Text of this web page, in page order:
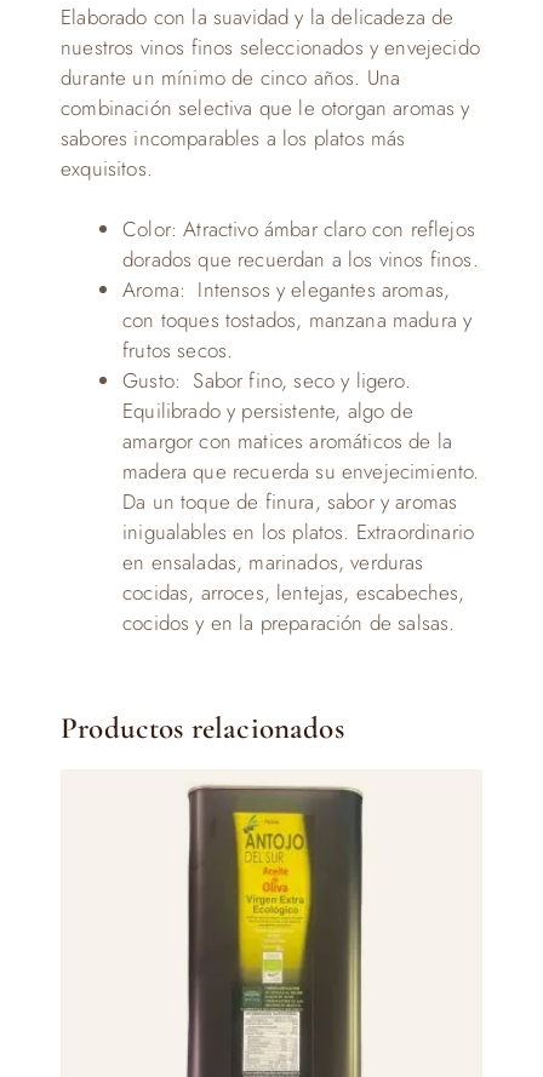
Elaborado con la suavidad y la delicadeza de
nuestros vinos finos seleccionados y envejecido
durante un mínimo de cinco años. Una
combinación selectiva que le otorgan aromas y
sabores incomparables a los platos más
exquisitos.
Color: Atractivo ámbar claro con reflejos
dorados que recuerdan a los vinos finos.
Aroma: Intensos y elegantes aromas,
con toques tostados, manzana madura y
frutos secos.
Gusto: Sabor fino, seco y ligero.
Equilibrado y persistente, algo de
amargor con matices aromáticos de la
madera que recuerda su envejecimiento.
Da un toque de finura, sabor y aromas
inigualables en los platos. Extraordinario
en ensaladas, marinados, verduras
cocidas, arroces, lentejas, escabeches,
cocidos y en la preparación de salsas.
Productos relacionados